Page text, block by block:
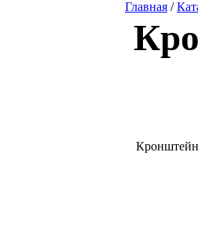
Главная /